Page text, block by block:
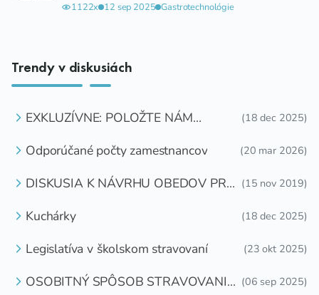
1122x 12 sep 2025 Gastrotechnológie
Trendy v diskusiách
EXKLUZÍVNE: POLOŽTE NÁM
(18 dec 2025)
Odporúčané počty zamestnancov (20 mar 2026)
DISKUSIA K NÁVRHU OBEDOV PRE
(15 nov 2019)
Kuchárky (18 dec 2025)
Legislatíva v školskom stravovaní (23 okt 2025)
OSOBITNÝ SPÔSOB STRAVOVANIA (06 sep 2025)